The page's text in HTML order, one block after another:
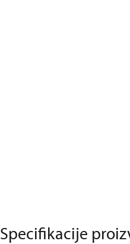
Specifikacije